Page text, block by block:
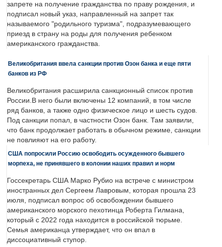
запрете на получение гражданства по праву рождения, и
подписал новый указ, направленный на запрет так
называемого "родильного туризма", подразумевающего
приезд в страну на роды для получения ребенком
американского гражданства.
Великобритания ввела санкции против Озон банка и еще пяти
банков из РФ
Великобритания расширила санкционный список против
России.В него были включены 12 компаний, в том числе
ряд банков, а также одно физическое лицо и шесть судов.
Под санкции попал, в частности Озон банк. Там заявили,
что банк продолжает работать в обычном режиме, санкции
не повлияют на его работу.
США попросили Россию освободить осужденного бывшего
морпеха, не принявшего в колонии наших правил и норм
Госсекретарь США Марко Рубио на встрече с министром
иностранных дел Сергеем Лавровым, которая прошла 23
июля, подписал вопрос об освобождении бывшего
американского морского пехотинца Роберта Гилмана,
который с 2022 года находится в российской тюрьме.
Семья американца утверждает, что он впал в
диссоциативный ступор.